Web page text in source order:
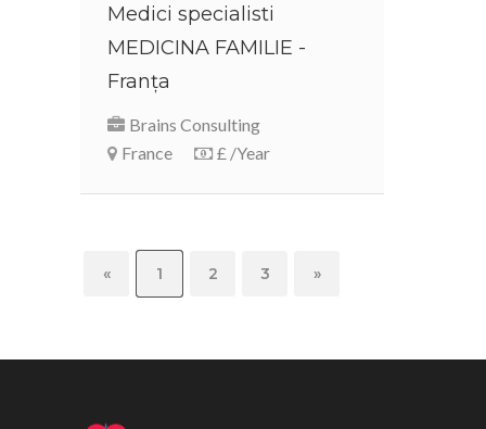
Medici specialisti
MEDICINA FAMILIE -
Franța
Brains Consulting
France
£ /Year
« 1 2 3 »